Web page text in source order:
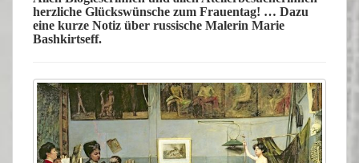
herzliche Glückswünsche zum Frauentag! … Dazu
eine kurze Notiz über russische Malerin Marie
Bashkirtseff.